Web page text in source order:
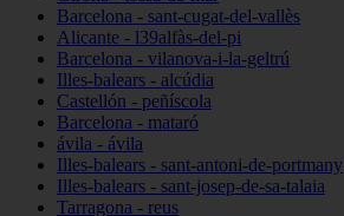
Barcelona - sant-cugat-del-vallès
Alicante - l39alfàs-del-pi
Barcelona - vilanova-i-la-geltrú
Illes-balears - alcúdia
Castellón - peñíscola
Barcelona - mataró
ávila - ávila
Illes-balears - sant-antoni-de-portmany
Illes-balears - sant-josep-de-sa-talaia
Tarragona - reus